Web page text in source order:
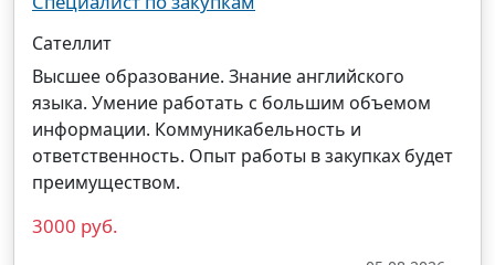
Сателлит
Высшее образование. Знание английского
языка. Умение работать с большим объемом
информации. Коммуникабельность и
ответственность. Опыт работы в закупках будет
преимуществом.
3000 руб.